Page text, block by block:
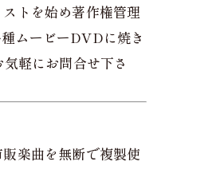
トを始め著作権管理
ムービーDVDに焼き
軽にお問合せ下さ
楽曲を無断で複製使